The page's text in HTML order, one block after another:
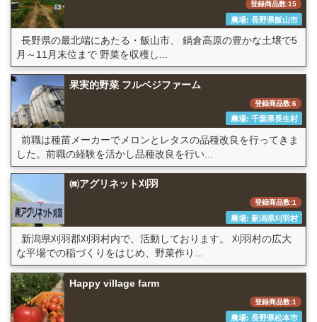
登録商品数:15
農場: 長野県飯山市
長野県の最北端にあたる・飯山市、 鍋倉高原の豊かな土壌で5
月～11月末位まで 野菜を収穫し...
果実的野菜 フルベジファーム
登録商品数:6
農場: 千葉県長生村
前職は種苗メーカーでメロンとレタスの品種改良を行ってきま
した。前職の経験を活かし品種改良を行い...
㈱アグリネット刈羽
登録商品数:1
農場: 新潟県刈羽村
新潟県刈羽郡刈羽村内で、活動しております。 刈羽村の広大
な平場での稲づくりをはじめ、野菜作り...
Happy village farm
登録商品数:1
農場: 長野県松本市